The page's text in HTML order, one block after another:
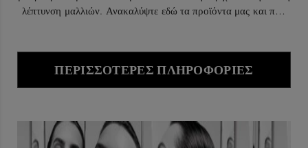
λέπτυνση μαλλιών. Ανακαλύψτε εδώ τα προϊόντα μας και πώς
ΠΕΡΙΣΣΌΤΕΡΕΣ ΠΛΗΡΟΦΟΡΊΕΣ